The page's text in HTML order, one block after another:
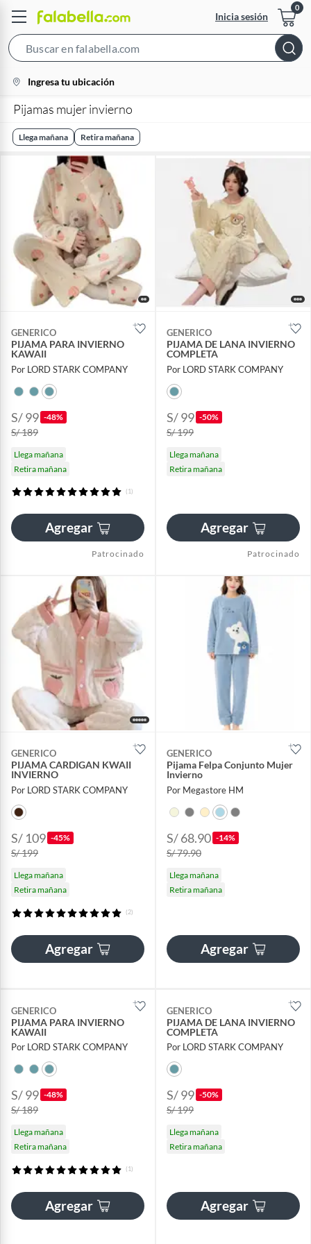
Inicia sesión
Bar
location-
icon
Ingresa tu ubicación
Pijamas mujer invierno
Llega mañana Retira mañana
GENERICO
PIJAMA PARA INVIERNO
KAWAII
Por LORD STARK COMPANY
S/ 99 -48%
S/ 189
Llega mañana
Retira mañana
(1)
Agregar
Patrocinado
GENERICO
PIJAMA DE LANA INVIERNO
COMPLETA
Por LORD STARK COMPANY
S/ 99 -50%
S/ 199
Llega mañana
Retira mañana
Agregar
Patrocinado
GENERICO
PIJAMA CARDIGAN KWAII
INVIERNO
Por LORD STARK COMPANY
S/ 109 -45%
S/ 199
Llega mañana
Retira mañana
(2)
Agregar
GENERICO
Pijama Felpa Conjunto Mujer
Invierno
Por Megastore HM
S/ 68.90 -14%
S/ 79.90
Llega mañana
Retira mañana
Agregar
GENERICO
PIJAMA PARA INVIERNO
KAWAII
Por LORD STARK COMPANY
S/ 99 -48%
S/ 189
Llega mañana
Retira mañana
(1)
Agregar
GENERICO
PIJAMA DE LANA INVIERNO
COMPLETA
Por LORD STARK COMPANY
S/ 99 -50%
S/ 199
Llega mañana
Retira mañana
Agregar